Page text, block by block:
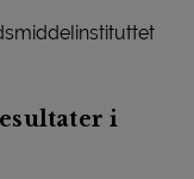
i